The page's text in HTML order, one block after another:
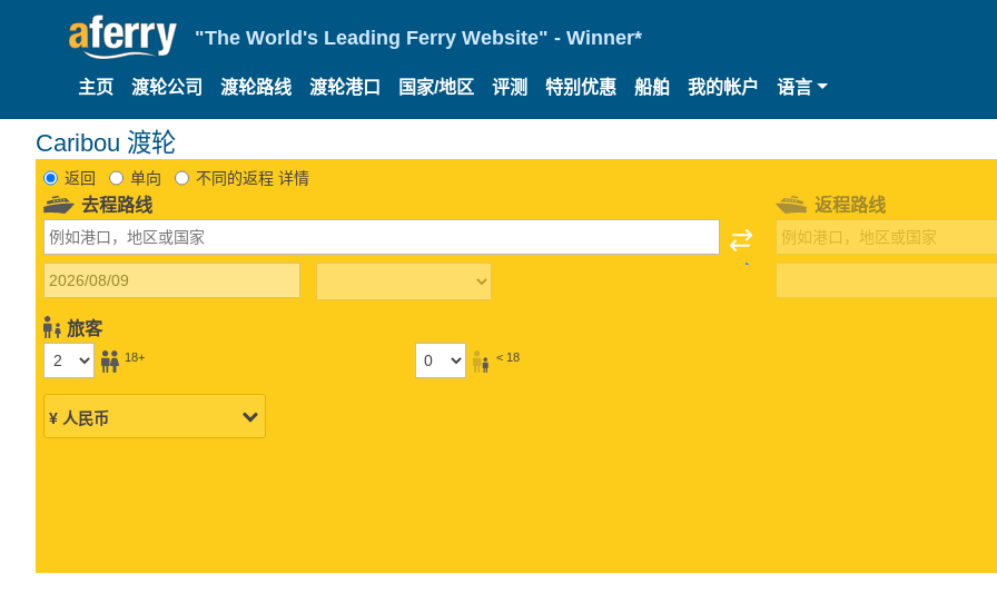
"The World's Leading Ferry Website" - Winner*
主页 渡轮公司 渡轮路线 渡轮港口 国家/地区 评测 特别优惠 船舶 我的帐户 语言
Caribou 渡轮
返回 单向 不同的返程 详情
去程路线
旅客
18+ < 18
返程路线